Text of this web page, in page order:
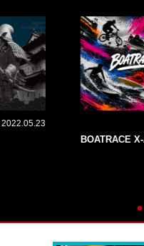
2022.05.23
BOATRACE